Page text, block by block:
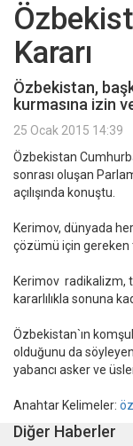
Kararı
Özbekistan,
kurmasına izin
25 Ocak 2015 14:39
Özbekistan
sonrası oluşan
açılışında konuştu.
Kerimov, dünyada
çözümü için gereken
Kerimov radikalizm,
kararlılıkla sonuna
Özbekistan`ın
olduğunu da
yabancı asker ve
Anahtar Kelimeler:
Diğer Haberler